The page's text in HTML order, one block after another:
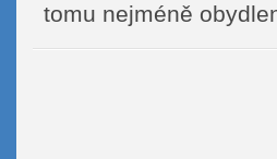
tomu nejméně